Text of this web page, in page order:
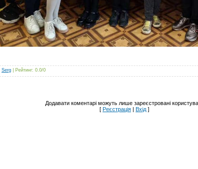
Serg Рейтинг: 0.0/0
Додавати коментарі можуть лише зареєстровані
[ Реєстрація | Вхід ]